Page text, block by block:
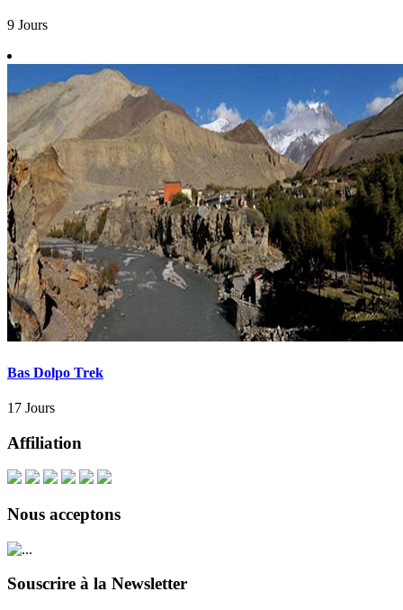
9 Jours
Bas Dolpo Trek
17 Jours
Affiliation
Nous acceptons
Souscrire à la Newsletter